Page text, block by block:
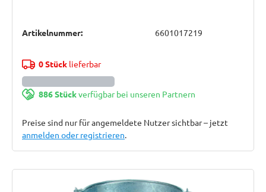
Artikelnummer: 6601017219
0 Stücklieferbar
886 Stückverfügbar bei unseren Partnern
Preise sind nur für angemeldete Nutzer sichtbar – jetzt
anmelden oder registrieren.